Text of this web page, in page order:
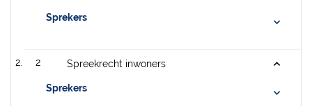
Sprekers
2 Spreekrecht inwoners
Sprekers